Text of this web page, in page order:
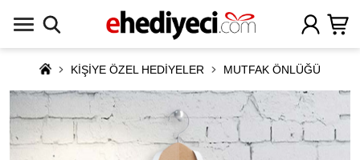
KİŞİYE ÖZEL HEDİYELER MUTFAK ÖNLÜĞÜ